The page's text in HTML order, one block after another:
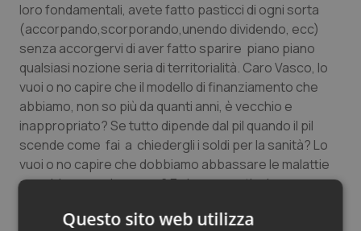
loro fondamentali, avete fatto pasticci di ogni sorta
(accorpando,scorporando,unendo dividendo, ecc)
senza accorgervi di aver fatto sparire piano piano
qualsiasi nozione seria di territorialità. Caro Vasco, lo
vuoi o no capire che il modello di finanziamento che
abbiamo, non so più da quanti anni, è vecchio e
inappropriato? Se tutto dipende dal pil quando il pil
scende come fai a chiedergli i soldi per la sanità? Lo
vuoi o no capire che dobbiamo abbassare le malattie
per abbassare la spesa? E che se continuiamo a
quei malati aumenteranno di numero prendendo
Questo sito web utilizza